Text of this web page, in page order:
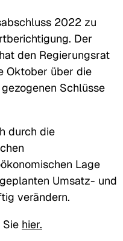
2022 zu
Der
den Regierungsrat
Oktober über die
Schlüsse
durch die
Lage
Umsatz- und
verändern.
Sie hier.